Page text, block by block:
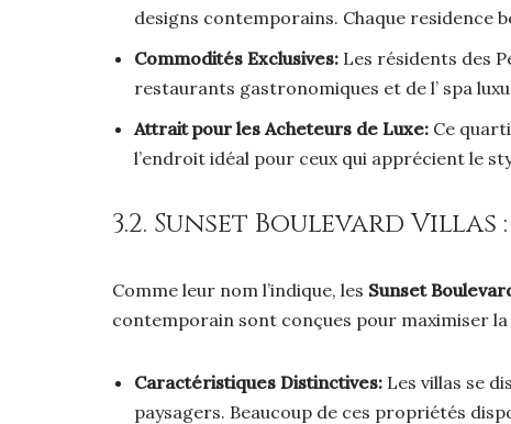
designs contemporains. Chaque residence
Commodités Exclusives: Les résidents des
restaurants gastronomiques et de l’ spa
Attrait pour les Acheteurs de Luxe: Ce
l’endroit idéal pour ceux qui apprécient le
3.2. Sunset Boulevard Villas
Comme leur nom l’indique, les Sunset
contemporain sont conçues pour maximiser
Caractéristiques Distinctives: Les villas se
paysagers. Beaucoup de ces propriétés